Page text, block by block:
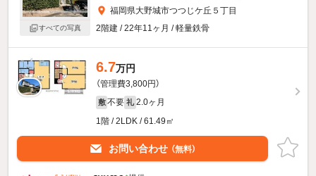
すべての写真
福岡県大野城市つつじケ丘５丁目
2階建 / 22年11ヶ月 / 軽量鉄骨
6.7万円
（管理費3,800円）
敷 不要 礼 2.0ヶ月
1階 / 2LDK / 61.49㎡
お問い合わせ （無料）